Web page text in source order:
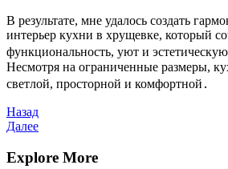
В результате, мне удалось создать
интерьер кухни в хрущевке, который
функциональность, уют и эстетическую
Несмотря на ограниченные размеры,
светлой, просторной и комфортной․
Навигация
по
записям
Предыдущая
запись
Назад
Следующая
Далее
Explore More